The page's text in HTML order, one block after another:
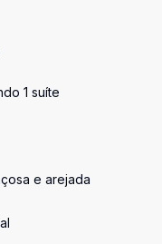
1 suíte
e arejada